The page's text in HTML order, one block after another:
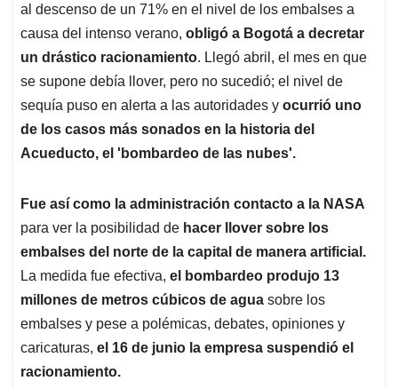
al descenso de un 71% en el nivel de los embalses a
causa del intenso verano, obligó a Bogotá a decretar
un drástico racionamiento. Llegó abril, el mes en que
se supone debía llover, pero no sucedió; el nivel de
sequía puso en alerta a las autoridades y ocurrió uno
de los casos más sonados en la historia del
Acueducto, el 'bombardeo de las nubes'.
Fue así como la administración contacto a la NASA
para ver la posibilidad de hacer llover sobre los
embalses del norte de la capital de manera artificial.
La medida fue efectiva, el bombardeo produjo 13
millones de metros cúbicos de agua sobre los
embalses y pese a polémicas, debates, opiniones y
caricaturas, el 16 de junio la empresa suspendió el
racionamiento.